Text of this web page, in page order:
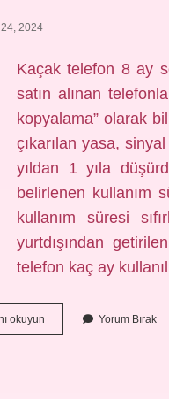
24, 2024
Kaçak telefon 8 ay
satın alınan
kopyalama” olarak
çıkarılan yasa,
yıldan 1 yıla
belirlenen kullanım
kullanım süresi
yurtdışından
telefon kaç ay
okuyun
Telefon
Yorum Bırak